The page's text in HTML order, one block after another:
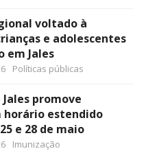
voltado à
e adolescentes
em Jales
Políticas públicas
promove
horário estendido
e 28 de maio
Imunização